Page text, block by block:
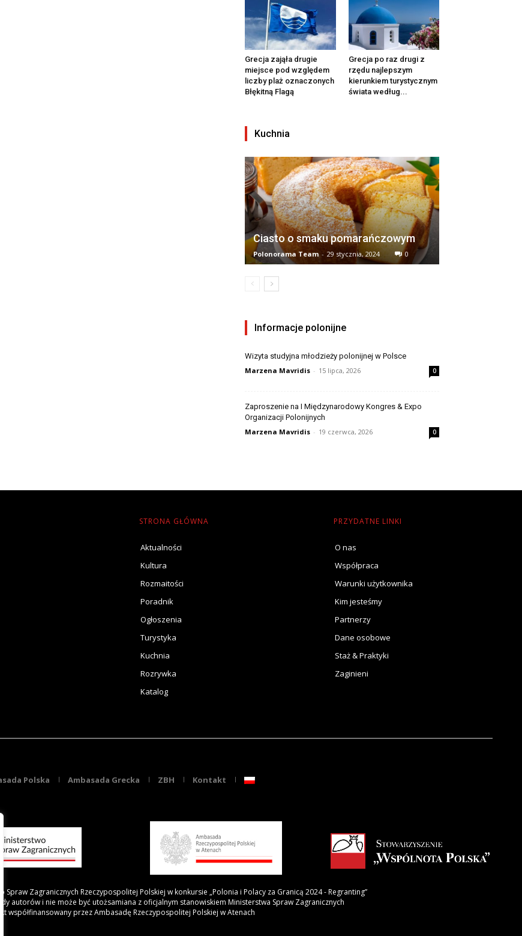
Grecja zająła drugie
miejsce pod względem
liczby plaż oznaczonych
Błękitną Flagą
Grecja po raz drugi z
rzędu najlepszym
kierunkiem turystycznym
świata według...
Kuchnia
Ciasto o smaku pomarańczowym
Polonorama Team - 29 stycznia, 2024 0
Informacje polonijne
Wizyta studyjna młodzieży polonijnej w Polsce
Marzena Mavridis - 15 lipca, 2026 0
Zaproszenie na I Międzynarodowy Kongres & Expo
Organizacji Polonijnych
Marzena Mavridis - 19 czerwca, 2026 0
STRONA GŁÓWNA
Aktualności
Kultura
Rozmaitości
Poradnik
Ogłoszenia
Turystyka
Kuchnia
Rozrywka
Katalog
PRZYDATNE LINKI
O nas
Współpraca
Warunki użytkownika
Kim jesteśmy
Partnerzy
Dane osobowe
Staż & Praktyki
Zaginieni
Polska Ambasada Grecka ZBH Kontakt
Spraw Zagranicznych Rzeczypospolitej Polskiej w konkursie „Polonia i Polacy za Granicą 2024 - Regranting”
autorów i nie może być utożsamiana z oficjalnym stanowiskiem Ministerstwa Spraw Zagranicznych
współfinansowany przez Ambasadę Rzeczypospolitej Polskiej w Atenach